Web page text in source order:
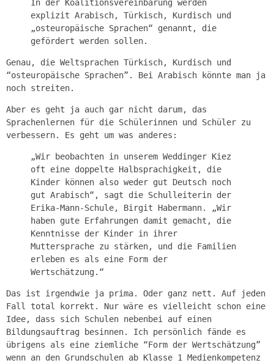
In der Koalitionsvereinbarung werden
explizit Arabisch, Türkisch, Kurdisch und
„osteuropäische Sprachen“ genannt, die
gefördert werden sollen.
Genau, die Weltsprachen Türkisch, Kurdisch und
“osteuropäische Sprachen”. Bei Arabisch könnte man ja
noch streiten.
Aber es geht ja auch gar nicht darum, das
Sprachenlernen für die Schülerinnen und Schüler zu
verbessern. Es geht um was anderes:
„Wir beobachten in unserem Weddinger Kiez
oft eine doppelte Halbsprachigkeit, die
Kinder können also weder gut Deutsch noch
gut Arabisch“, sagt die Schulleiterin der
Erika-Mann-Schule, Birgit Habermann. „Wir
haben gute Erfahrungen damit gemacht, die
Kenntnisse der Kinder in ihrer
Muttersprache zu stärken, und die Familien
erleben es als eine Form der
Wertschätzung.“
Das ist irgendwie ja prima. Oder ganz nett. Auf jeden
Fall total korrekt. Nur wäre es vielleicht schon eine
Idee, dass sich Schulen nebenbei auf einen
Bildungsauftrag besinnen. Ich persönlich fände es
übrigens als eine ziemliche “Form der Wertschätzung”
wenn an den Grundschulen ab Klasse 1 Medienkompetenz